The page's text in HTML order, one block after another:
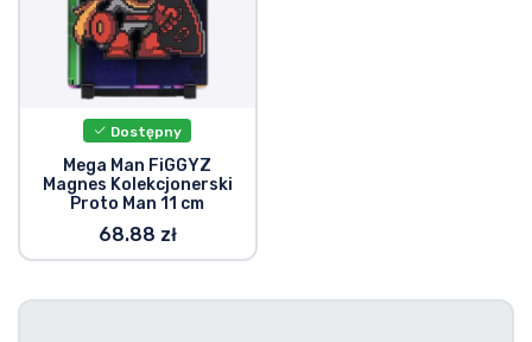
Dostępny
Mega Man FiGGYZ
Magnes Kolekcjonerski
Proto Man 11 cm
68.88 zł